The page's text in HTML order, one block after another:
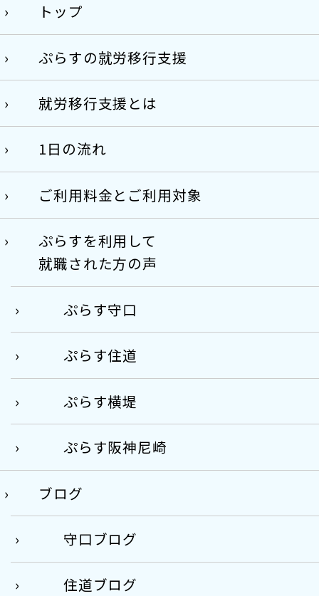
トップ
ぷらすの就労移行支援
就労移行支援とは
1日の流れ
ご利用料金とご利用対象
ぷらすを利用して
就職された方の声
ぷらす守口
ぷらす住道
ぷらす横堤
ぷらす阪神尼崎
ブログ
守口ブログ
住道ブログ